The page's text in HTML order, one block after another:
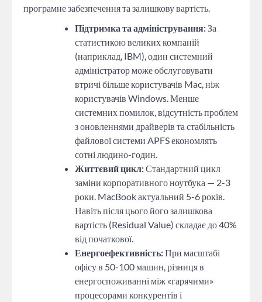
програмне забезпечення та залишкову вартість.
Підтримка та адміністрування:За
статистикою великих компаній
(наприклад, IBM), один системний
адміністратор може обслуговувати
втричі більше користувачів Mac, ніж
користувачів Windows. Менше
системних помилок, відсутність проблем
з оновленнями драйверів та стабільність
файлової системи APFS економлять
сотні людино-годин.
Життєвий цикл:Стандартний цикл
заміни корпоративного ноутбука — 2-3
роки. MacBook актуальний 5-6 років.
Навіть після цього його залишкова
вартість (Residual Value) складає до 40%
від початкової.
Енергоефективність:При масштабі
офісу в 50-100 машин, різниця в
енергоспоживанні між «гарячими»
процесорами конкурентів і